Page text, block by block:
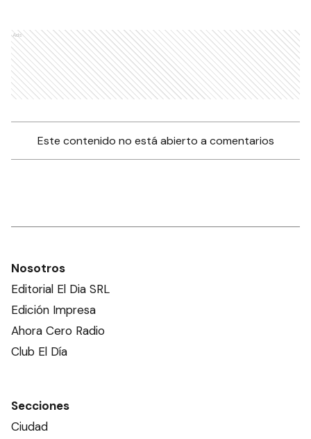
Ads
Este contenido no está abierto a comentarios
Nosotros
Editorial El Dia SRL
Edición Impresa
Ahora Cero Radio
Club El Día
Secciones
Ciudad